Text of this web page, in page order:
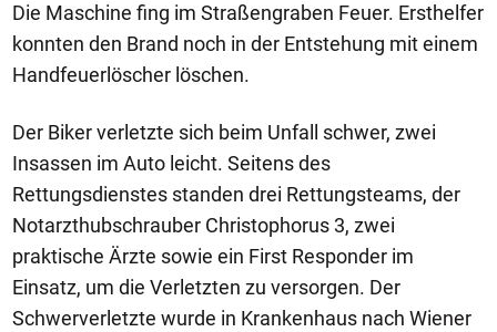
Die Maschine fing im Straßengraben Feuer. Ersthelfer
konnten den Brand noch in der Entstehung mit einem
Handfeuerlöscher löschen.
Der Biker verletzte sich beim Unfall schwer, zwei
Insassen im Auto leicht. Seitens des
Rettungsdienstes standen drei Rettungsteams, der
Notarzthubschrauber Christophorus 3, zwei
praktische Ärzte sowie ein First Responder im
Einsatz, um die Verletzten zu versorgen. Der
Schwerverletzte wurde in Krankenhaus nach Wiener